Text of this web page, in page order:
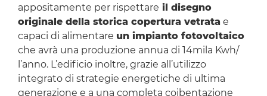
appositamente per rispettare il disegno
originale della storica copertura vetrata e
capaci di alimentare un impianto fotovoltaico
che avrà una produzione annua di 14mila Kwh/
l’anno. L’edificio inoltre, grazie all’utilizzo
integrato di strategie energetiche di ultima
generazione e a una completa coibentazione